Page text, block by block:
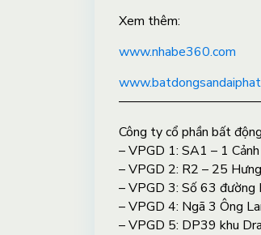
Xem thêm:
www.nhabe360.com
Công ty cổ phần bất
– VPGD 1: SA1 – 1
– VPGD 2: R2 – 25
– VPGD 3: Số 63 đường
– VPGD 4: Ngã 3 Ông
– VPGD 5: DP39 khu